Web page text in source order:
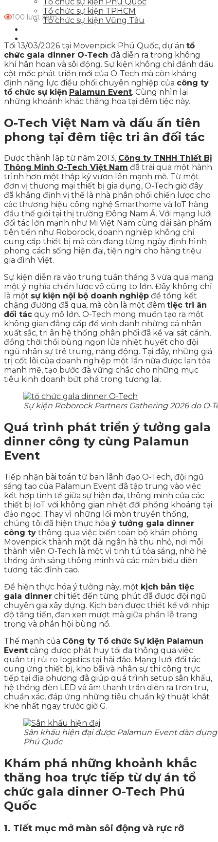
Tổ chức sự kiện TPHCM
Tổ chức sự kiện Vũng Tàu
100 lượt xem
Tối 13/03/2026 tại Movenpick Phú Quốc, dự án tổ
chức gala dinner O-Tech đã diễn ra trong không
khí hân hoan và sôi động. Sự kiện không chỉ đánh dấu
cột mốc phát triển mới của O-Tech mà còn khẳng
định năng lực điều phối chuyên nghiệp của công ty
tổ chức sự kiện Palamun Event. Cùng nhìn lại
những khoảnh khắc thăng hoa tại đêm tiệc này.
O-Tech Việt Nam và dấu ấn tiên
phong tại đêm tiệc tri ân đối tác
Được thành lập từ năm 2013, Công ty TNHH Thiết Bị
Thông Minh O-Tech Việt Nam đã trải qua một hành
trình hơn một thập kỷ vươn lên mạnh mẽ. Từ một
đơn vị thương mại thiết bị gia dụng, O-Tech giờ đây
đã khẳng định vị thế là nhà phân phối chiến lược cho
các thương hiệu công nghệ Smarthome và IoT hàng
đầu thế giới tại thị trường Đông Nam Á. Với mạng lưới
đối tác lớn mạnh như Mi Việt Nam cùng dải sản phẩm
tiên tiến như Roborock, doanh nghiệp không chỉ
cung cấp thiết bị mà còn đang từng ngày định hình
phong cách sống hiện đại, tiện nghi cho hàng triệu
gia đình Việt.
Sự kiện diễn ra vào trung tuần tháng 3 vừa qua mang
một ý nghĩa chiến lược vô cùng to lớn. Đây không chỉ
là một sự kiện nội bộ doanh nghiệp để tổng kết
chặng đường đã qua, mà còn là một đêm tiệc tri ân
đối tác quy mô lớn. O-Tech mong muốn tạo ra một
không gian đẳng cấp để vinh danh những cá nhân
xuất sắc, tri ân hệ thống phân phối đã kề vai sát cánh,
đồng thời thổi bùng ngọn lửa nhiệt huyết cho đội
ngũ nhân sự trẻ trung, năng động. Tại đây, những giá
trị cốt lõi của doanh nghiệp một lần nữa được lan tỏa
mạnh mẽ, tạo bước đà vững chắc cho những mục
tiêu kinh doanh bứt phá trong tương lai.
Sự kiện Roborock Partners Gathering 2026 do
Quá trình phát triển ý tưởng gala
dinner công ty cùng Palamun
Event
Tiếp nhận bài toán từ ban lãnh đạo O-Tech, đội ngũ
sáng tạo của Palamun Event đã tập trung vào việc
kết hợp tinh tế giữa sự hiện đại, thông minh của các
thiết bị IoT với không gian nhiệt đới phóng khoáng tại
đảo ngọc. Thay vì những lối mòn truyền thống,
chúng tôi đã hiện thực hóa ý tưởng gala dinner
công ty thông qua việc biến toàn bộ khán phòng
Movenpick thành một dải ngân hà thu nhỏ, nơi mỗi
thành viên O-Tech là một vì tinh tú tỏa sáng, nhờ hệ
thống ánh sáng thông minh và các màn biểu diễn
tương tác đỉnh cao.
Để hiện thực hóa ý tưởng này, một kịch bản tiệc
gala dinner chi tiết đến từng phút đã được đội ngũ
chuyên gia xây dựng. Kịch bản được thiết kế với nhịp
độ tăng tiến, đan xen mượt mà giữa phần lễ trang
trọng và phần hội bùng nổ.
Thế mạnh của Công ty Tổ chức Sự kiện Palamun
Event càng được phát huy tối đa thông qua việc
quản trị rủi ro logistics tại hải đảo. Mạng lưới đối tác
cung ứng thiết bị, kho bãi và nhân sự thi công trực
tiếp tại địa phương đã giúp quá trình setup sân khấu,
hệ thống đèn LED và âm thanh trần diễn ra trơn tru,
chuẩn xác, đáp ứng những tiêu chuẩn kỹ thuật khắt
khe nhất ngay trước giờ G.
Sân khấu hiện đại được Palamun Event dàn
Phú Quốc
Khám phá những khoảnh khắc
thăng hoa trực tiếp từ dự án tổ
chức gala dinner O-Tech Phú
Quốc
1. Tiết mục mở màn sôi động và rực rỡ